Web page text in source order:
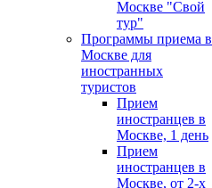
Москве "Свой
тур"
Программы приема в
Москве для
иностранных
туристов
Прием
иностранцев в
Москве, 1 день
Прием
иностранцев в
Москве, от 2-х